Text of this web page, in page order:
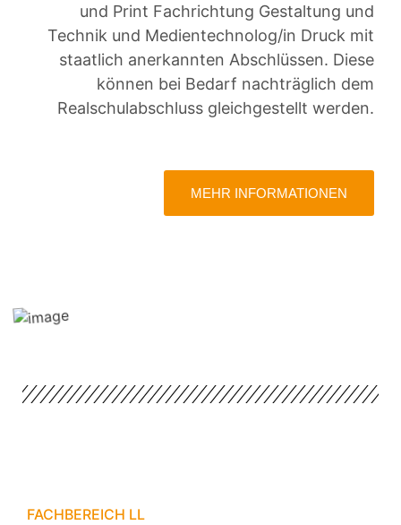
und Print Fachrichtung Gestaltung und
Technik und Medientechnolog/in Druck mit
staatlich anerkannten Abschlüssen. Diese
können bei Bedarf nachträglich dem
Realschulabschluss gleichgestellt werden.
MEHR INFORMATIONEN
FACHBEREICH LL